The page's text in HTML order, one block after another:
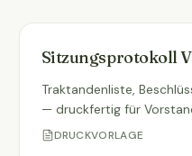
Sitzungsprotokoll
Traktandenliste,
— druckfertig für
DRUCKVORLAGE